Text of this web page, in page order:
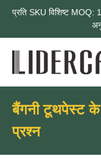
प्रति SKU विशिष्ट MOQ:
बैंगनी टूथपेस्ट के
प्रश्न